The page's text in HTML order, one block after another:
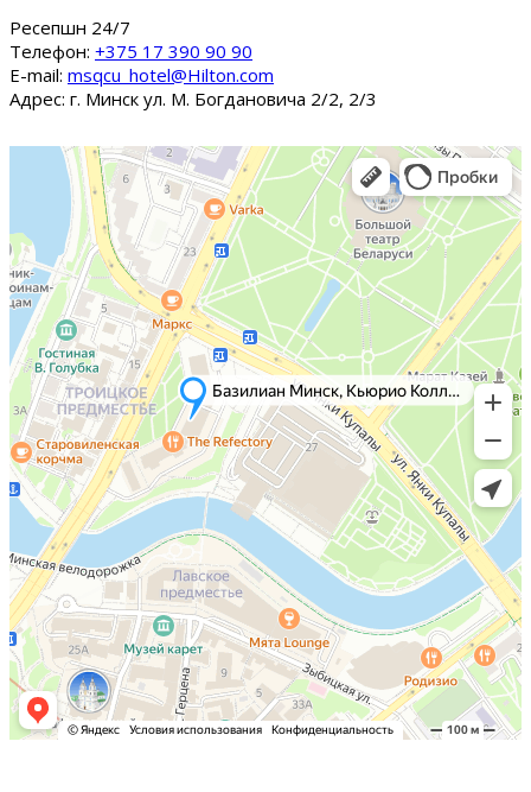
Ресепшн 24/7
Tелефон: +375 17 390 90 90
E-mail: msqcu_hotel@Hilton.com
Адрес: г. Минск ул. М. Богдановича 2/2, 2/3